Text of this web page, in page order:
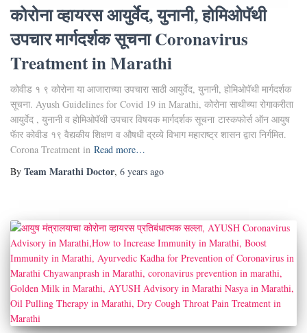
कोरोना व्हायरस आयुर्वेद, युनानी, होमिओपॅथी
उपचार मार्गदर्शक सूचना Coronavirus
Treatment in Marathi
कोवीड १ ९ कोरोना या आजाराच्या उपचारा साठी आयुर्वेद, युनानी, होमिओपॅथी मार्गदर्शक
सूचना. Ayush Guidelines for Covid 19 in Marathi, कोरोना साथीच्या रोगाकरीता
आयुर्वेद , युनानी व होमिओपॅथी उपचार विषयक मार्गदर्शक सूचना टास्कफोर्स ऑन आयुष
फॅार कोवीड १९ वैद्यकीय शिक्षण व औषधी द्रव्ये विभाग महाराष्ट्र शासन द्वारा निर्गमित.
Corona Treatment in Read more…
By Team Marathi Doctor, 6 years ago